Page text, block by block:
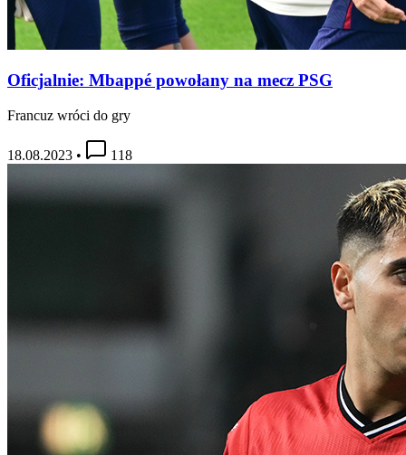
Oficjalnie: Mbappé powołany na mecz PSG
Francuz wróci do gry
18.08.2023 • 118